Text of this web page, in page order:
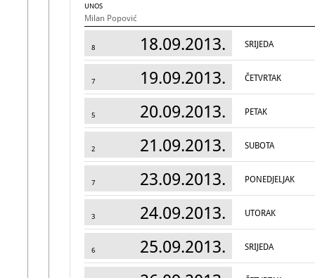
UNOS
Milan Popović
8 18.09.2013. SRIJEDA
7 19.09.2013. ČETVRTAK
5 20.09.2013. PETAK
2 21.09.2013. SUBOTA
7 23.09.2013. PONEDJELJAK
3 24.09.2013. UTORAK
6 25.09.2013. SRIJEDA